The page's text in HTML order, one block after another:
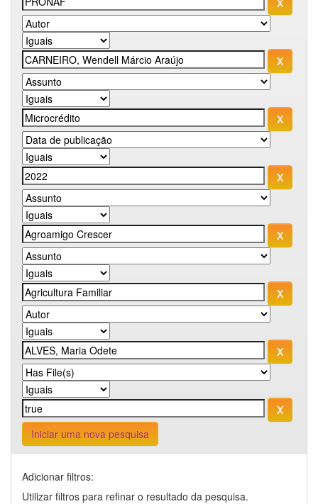
Iniciar uma nova pesquisa
Adicionar filtros:
Utilizar filtros para refinar o resultado da pesquisa.